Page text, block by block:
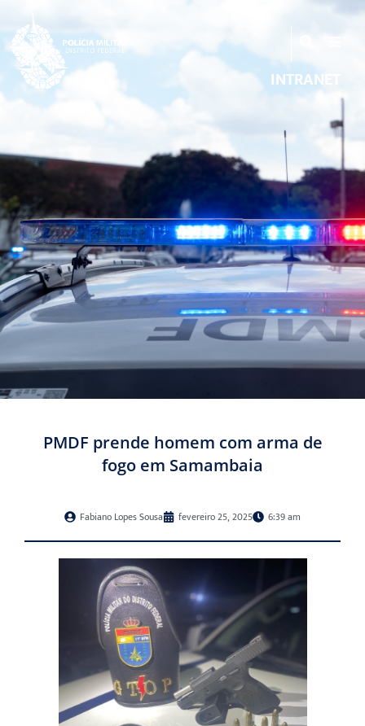
INTRANET
PMDF prende homem com arma de
fogo em Samambaia
Fabiano Lopes Sousa fevereiro 25, 2025 6:39 am